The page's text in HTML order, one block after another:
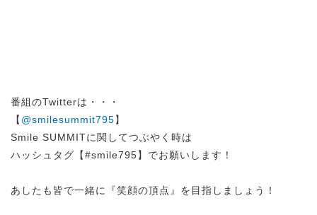
番組のTwitterは・・・
【 @smilesummit795】
Smile SUMMITに関してつぶやく時は
ハッシュタグ【#smile795】でお願いします！
あしたも皆で一緒に『笑顔の頂点』を目指しましょう！